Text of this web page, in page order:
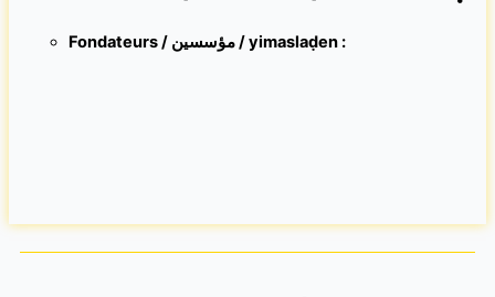
Fondateurs / مؤسسين / yimaslaḍen :